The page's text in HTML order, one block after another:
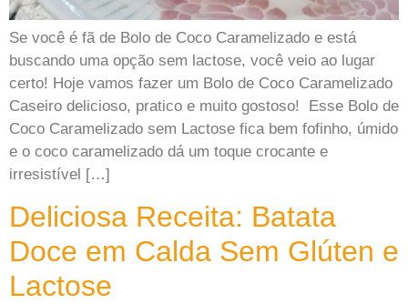
Se você é fã de Bolo de Coco Caramelizado e está
buscando uma opção sem lactose, você veio ao lugar
certo! Hoje vamos fazer um Bolo de Coco Caramelizado
Caseiro delicioso, pratico e muito gostoso! Esse Bolo de
Coco Caramelizado sem Lactose fica bem fofinho, úmido
e o coco caramelizado dá um toque crocante e
irresistível […]
Deliciosa Receita: Batata
Doce em Calda Sem Glúten e
Lactose